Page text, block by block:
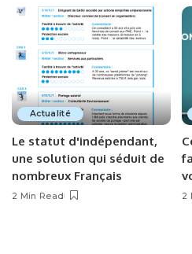
Actualité
Le statut d'indépendant,
une solution qui séduit de
nombreux Français
2 Min Read 2